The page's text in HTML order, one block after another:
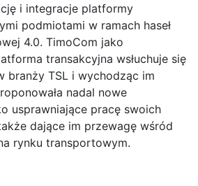
i integracje platformy
podmiotami w ramach haseł
4.0. TimoCom jako
transakcyjna wsłuchuje się
branży TSL i wychodząc im
nadal nowe
usprawniające pracę swoich
dające im przewagę wśród
rynku transportowym.